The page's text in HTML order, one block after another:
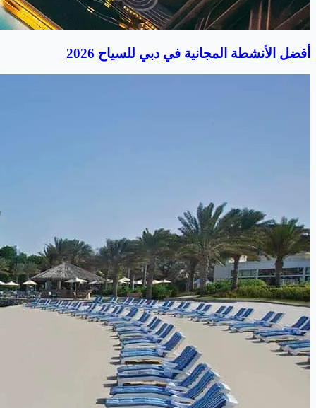
أفضل الأنشطة المجانية في دبي للسياح 2026